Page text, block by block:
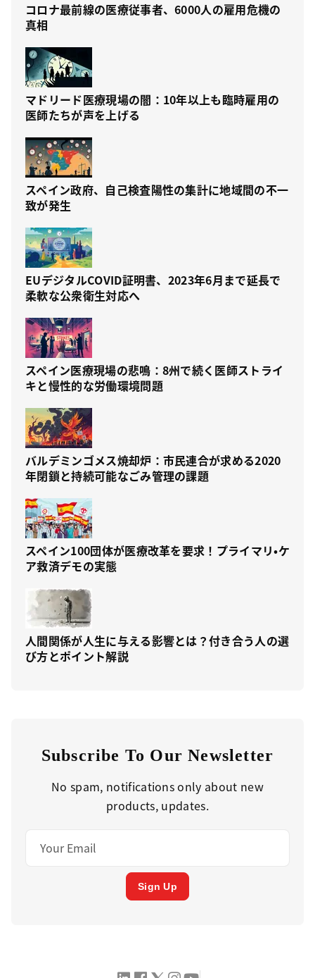
コロナ最前線の医療従事者、6000人の雇用危機の
真相
マドリード医療現場の闇：10年以上も臨時雇用の
医師たちが声を上げる
スペイン政府、自己検査陽性の集計に地域間の不一
致が発生
EUデジタルCOVID証明書、2023年6月まで延長で
柔軟な公衆衛生対応へ
スペイン医療現場の悲鳴：8州で続く医師ストライ
キと慢性的な労働環境問題
バルデミンゴメス焼却炉：市民連合が求める2020
年閉鎖と持続可能なごみ管理の課題
スペイン100団体が医療改革を要求！プライマリ・ケ
ア救済デモの実態
人間関係が人生に与える影響とは？付き合う人の選
び方とポイント解説
Subscribe To Our Newsletter
No spam, notifications only about new
products, updates.
Sign Up